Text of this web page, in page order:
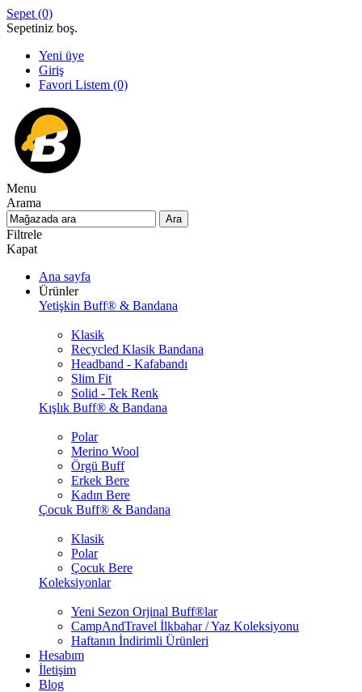
Sepet (0)
Sepetiniz boş.
Yeni üye
Giriş
Favori Listem (0)
Menu
Arama
Filtrele
Kapat
Ana sayfa
Ürünler
Yetişkin Buff® & Bandana
Klasik
Recycled Klasik Bandana
Headband - Kafabandı
Slim Fit
Solid - Tek Renk
Kışlık Buff® & Bandana
Polar
Merino Wool
Örgü Buff
Erkek Bere
Kadın Bere
Çocuk Buff® & Bandana
Klasik
Polar
Çocuk Bere
Koleksiyonlar
Yeni Sezon Orjinal Buff®lar
CampAndTravel İlkbahar / Yaz Koleksiyonu
Haftanın İndirimli Ürünleri
Hesabım
İletişim
Blog